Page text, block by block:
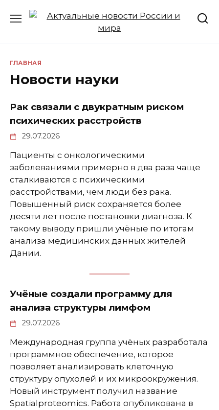
ГЛАВНАЯ
Новости науки
Рак связали с двукратным риском
психических расстройств
29.07.2026
Пациенты с онкологическими
заболеваниями примерно в два раза чаще
сталкиваются с психическими
расстройствами, чем люди без рака.
Повышенный риск сохраняется более
десяти лет после постановки диагноза. К
такому выводу пришли учёные по итогам
анализа медицинских данных жителей
Дании.
Учёные создали программу для
анализа структуры лимфом
29.07.2026
Международная группа учёных разработала
программное обеспечение, которое
позволяет анализировать клеточную
структуру опухолей и их микроокружения.
Новый инструмент получил название
Spatialproteomics. Работа опубликована в